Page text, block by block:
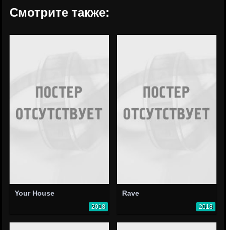
Смотрите также:
Your House
2018
Rave
2018